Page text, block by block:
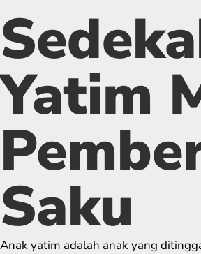
Yatim
Saku
Anak yatim adalah anak yang